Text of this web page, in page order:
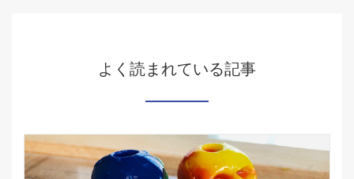
よく読まれている記事